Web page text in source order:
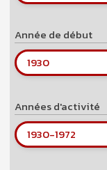
Année de début
1930
Années d'activité
1930-1972